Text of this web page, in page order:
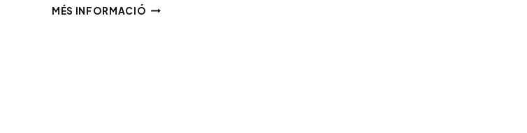
MÉS INFORMACIÓ REDACCIÓ